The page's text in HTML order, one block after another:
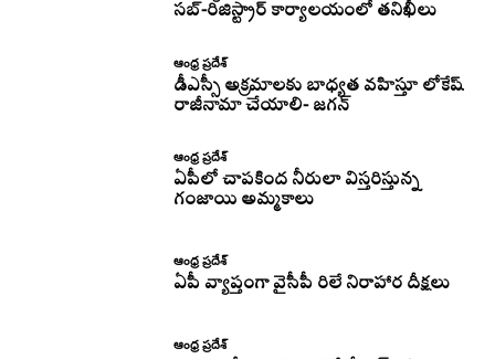
సబ్-రిజిస్ట్రార్ కార్యాలయంలో తనిఖీలు
ఆంధ్ర ప్రదేశ్
డీఎస్సీ అక్రమాలకు బాధ్యత వహిస్తూ లోకేష్‌
రాజీనామా చేయాలి- జగన్
ఆంధ్ర ప్రదేశ్
ఏపీలో చాపకింద నీరులా విస్తరిస్తున్న
గంజాయి అమ్మకాలు
ఆంధ్ర ప్రదేశ్
ఏపీ వ్యాప్తంగా వైసీపీ రిలే నిరాహార దీక్షలు
ఆంధ్ర ప్రదేశ్